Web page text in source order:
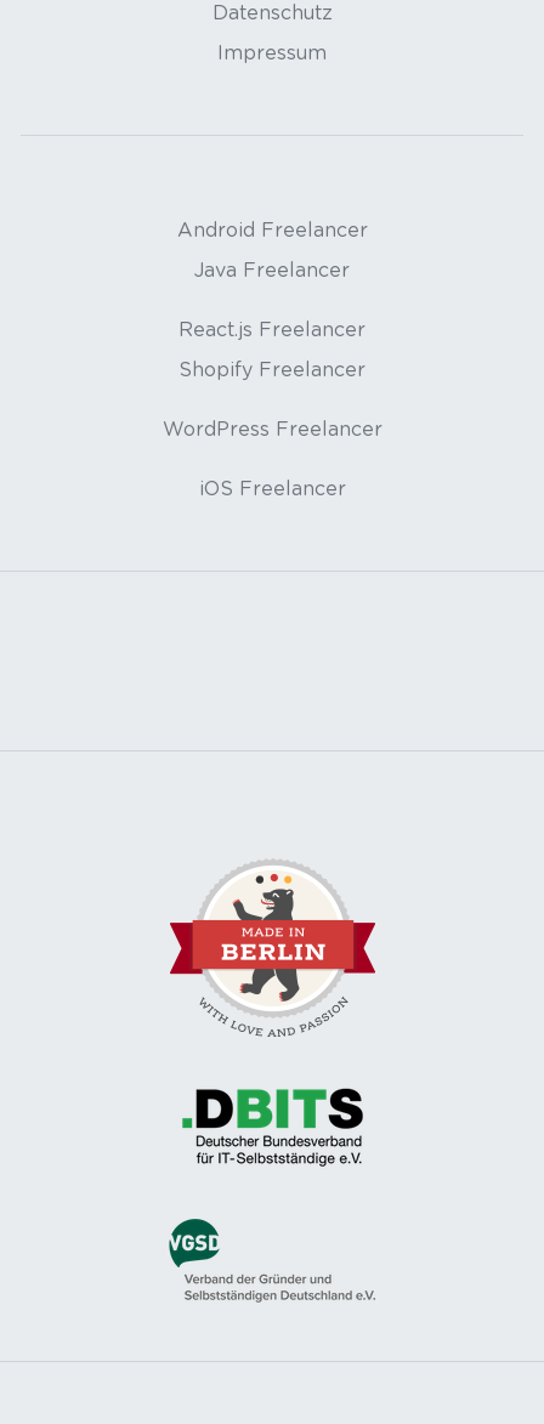
Datenschutz
Impressum
Android Freelancer
Java Freelancer
React.js Freelancer
Shopify Freelancer
WordPress Freelancer
iOS Freelancer